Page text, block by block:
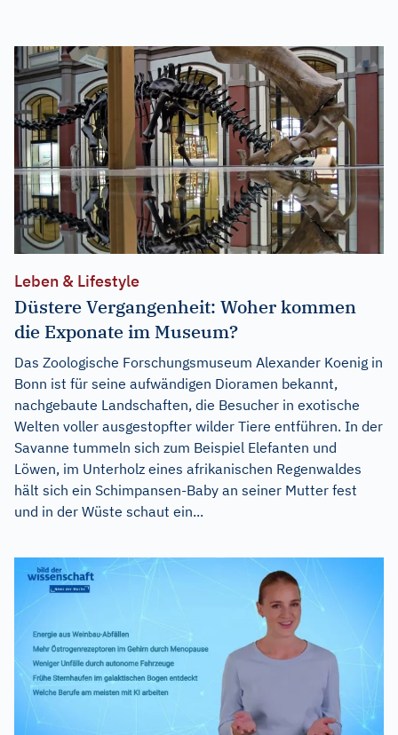
Leben & Lifestyle
Düstere Vergangenheit: Woher kommen
die Exponate im Museum?
Das Zoologische Forschungsmuseum Alexander Koenig in
Bonn ist für seine aufwändigen Dioramen bekannt,
nachgebaute Landschaften, die Besucher in exotische
Welten voller ausgestopfter wilder Tiere entführen. In der
Savanne tummeln sich zum Beispiel Elefanten und
Löwen, im Unterholz eines afrikanischen Regenwaldes
hält sich ein Schimpansen-Baby an seiner Mutter fest
und in der Wüste schaut ein...